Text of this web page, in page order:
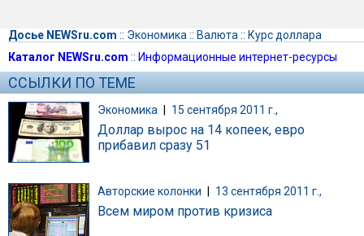
Досье NEWSru.com :: Экономика :: Валюта :: Курс доллара
Каталог NEWSru.com :: Информационные интернет-ресурсы
ССЫЛКИ ПО ТЕМЕ
Экономика | 15 сентября 2011 г.,
Доллар вырос на 14 копеек, евро
прибавил сразу 51
Авторские колонки 13 сентября 2011 г.,
Всем миром против кризиса